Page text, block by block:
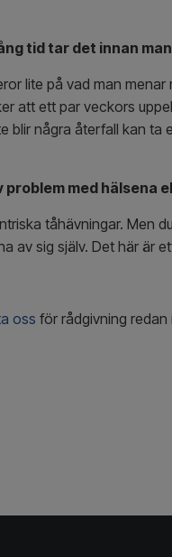
tid tar det innan
lite på vad man
att ett par veckors
blir några återfall kan
problem med
tåhävningar.
av sig själv. Det här är
oss för rådgivning redan